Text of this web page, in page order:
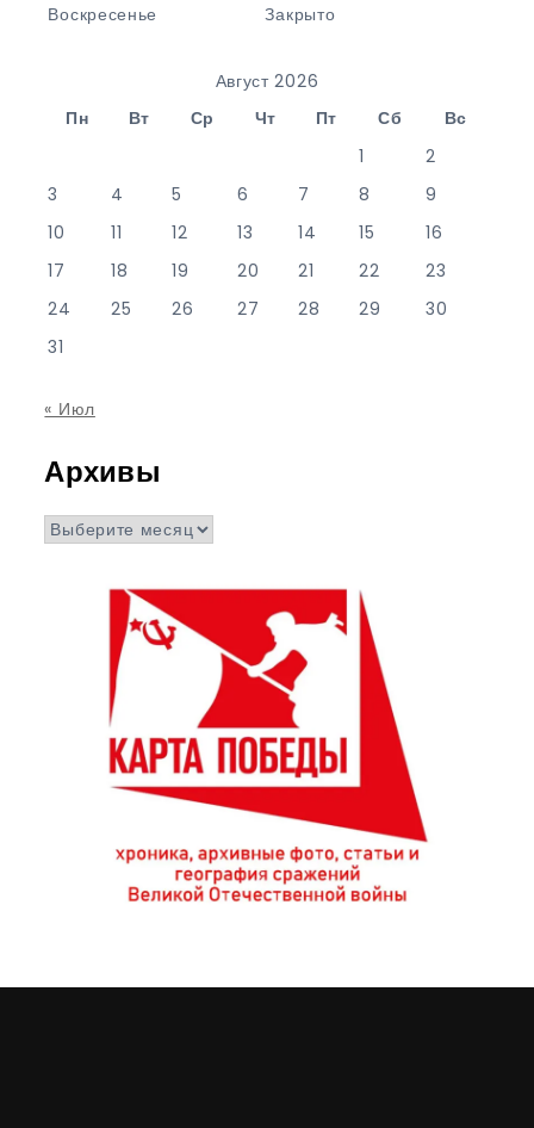
Воскресенье
Закрыто
Август 2026
Пн
Вт Ср Чт Пт Сб
Вс
1
2
3
4 5 6 7 8
9
10
11 12 13 14 15
16
17
18 19 20 21 22
23
24
25 26 27 28 29
30
31
« Июл
Архивы
Архивы